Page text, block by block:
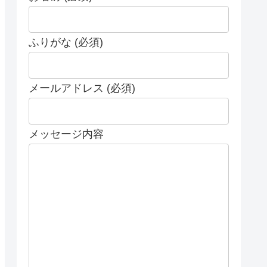
ふりがな (必須)
メールアドレス (必須)
メッセージ内容